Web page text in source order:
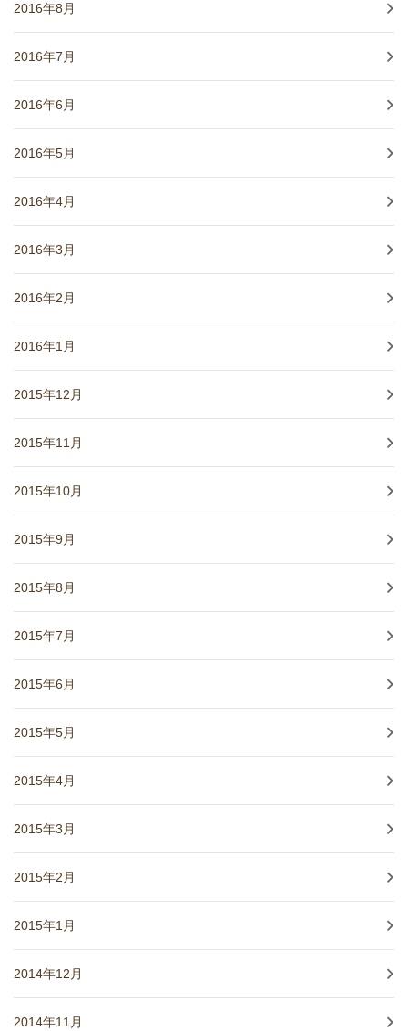
2016年8月
2016年7月
2016年6月
2016年5月
2016年4月
2016年3月
2016年2月
2016年1月
2015年12月
2015年11月
2015年10月
2015年9月
2015年8月
2015年7月
2015年6月
2015年5月
2015年4月
2015年3月
2015年2月
2015年1月
2014年12月
2014年11月